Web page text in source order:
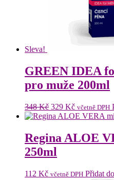
Sleva!
GREEN IDEA
pro muže 200ml
348Kč Původní
cena
348 Kč.
329 KčAktuální
cena
329 Kč.
včetně DPH
Regina ALOE
250ml
112 Kč včetně DPH Přidat